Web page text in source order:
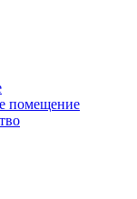
помещение